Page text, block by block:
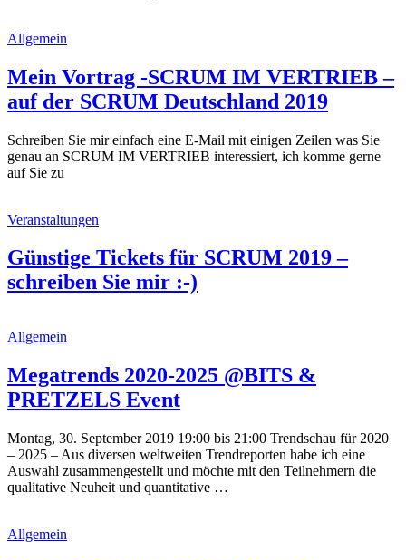
Allgemein
Mein Vortrag -SCRUM IM VERTRIEB –
auf der SCRUM Deutschland 2019
Schreiben Sie mir einfach eine E-Mail mit einigen Zeilen was Sie
genau an SCRUM IM VERTRIEB interessiert, ich komme gerne
auf Sie zu
Veranstaltungen
Günstige Tickets für SCRUM 2019 –
schreiben Sie mir :-)
Allgemein
Megatrends 2020-2025 @BITS &
PRETZELS Event
Montag, 30. September 2019 19:00 bis 21:00 Trendschau für 2020
– 2025 – Aus diversen weltweiten Trendreporten habe ich eine
Auswahl zusammengestellt und möchte mit den Teilnehmern die
qualitative Neuheit und quantitative …
Allgemein